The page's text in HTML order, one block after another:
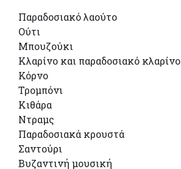
Παραδοσιακό λαούτο
Ούτι
Μπουζούκι
Κλαρίνο και παραδοσιακό κλαρίνο
Κόρνο
Τρομπόνι
Κιθάρα
Ντραμς
Παραδοσιακά κρουστά
Σαντούρι
Βυζαντινή μουσική